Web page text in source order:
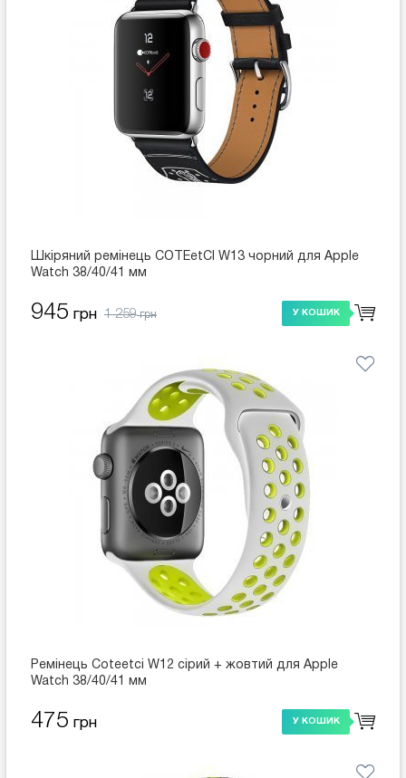
Шкіряний ремінець COTEetCI W13 чорний для Apple
Watch 38/40/41 мм
945 грн 1 259грн У КОШИК
Ремінець Coteetci W12 сірий + жовтий для Apple
Watch 38/40/41 мм
475 грн У КОШИК